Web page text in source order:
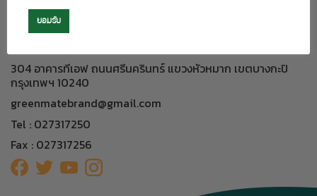
ผลิตภัณฑ์ของเรา
304 อาคารทีเอฟ ถนนศรีนครินทร์ แขวงหัวหมาก เขตบางกะปิ
กรุงเทพฯ 10240
greenmatebrand@gmail.com
Tel : 027317250
Fax : 027317256
ยอมรับ